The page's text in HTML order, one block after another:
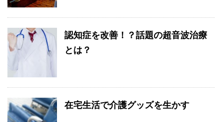
認知症を改善！？話題の超音波治療
とは？
在宅生活で介護グッズを生かす